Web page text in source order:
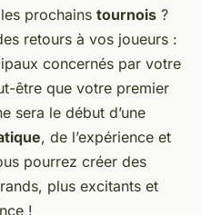
prochains tournois ?
retours à vos joueurs :
concernés par votre
être que votre premier
sera le début d’une
, de l’expérience et
pourrez créer des
plus excitants et
!